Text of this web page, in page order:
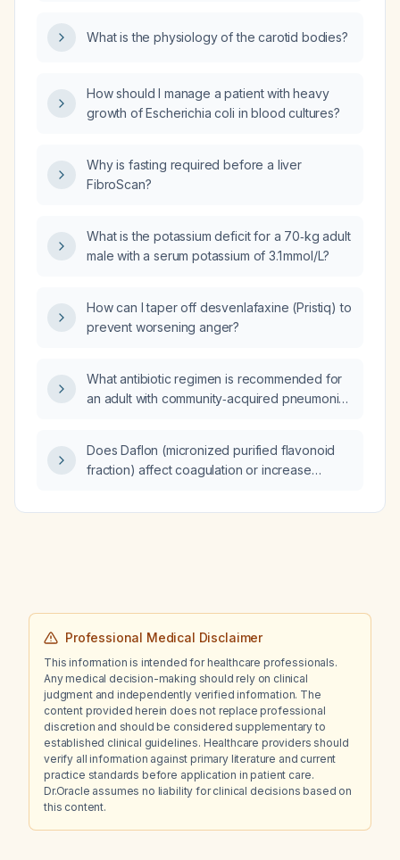
What is the physiology of the carotid bodies?
How should I manage a patient with heavy
growth of Escherichia coli in blood cultures?
Why is fasting required before a liver
FibroScan?
What is the potassium deficit for a 70‑kg adult
male with a serum potassium of 3.1 mmol/L?
How can I taper off desvenlafaxine (Pristiq) to
prevent worsening anger?
What antibiotic regimen is recommended for
an adult with community‑acquired pneumonia
Does Daflon (micronized purified flavonoid
fraction) affect coagulation or increase
Professional Medical Disclaimer
This information is intended for healthcare professionals.
Any medical decision-making should rely on clinical
judgment and independently verified information. The
content provided herein does not replace professional
discretion and should be considered supplementary to
established clinical guidelines. Healthcare providers should
verify all information against primary literature and current
practice standards before application in patient care.
Dr.Oracle assumes no liability for clinical decisions based on
this content.